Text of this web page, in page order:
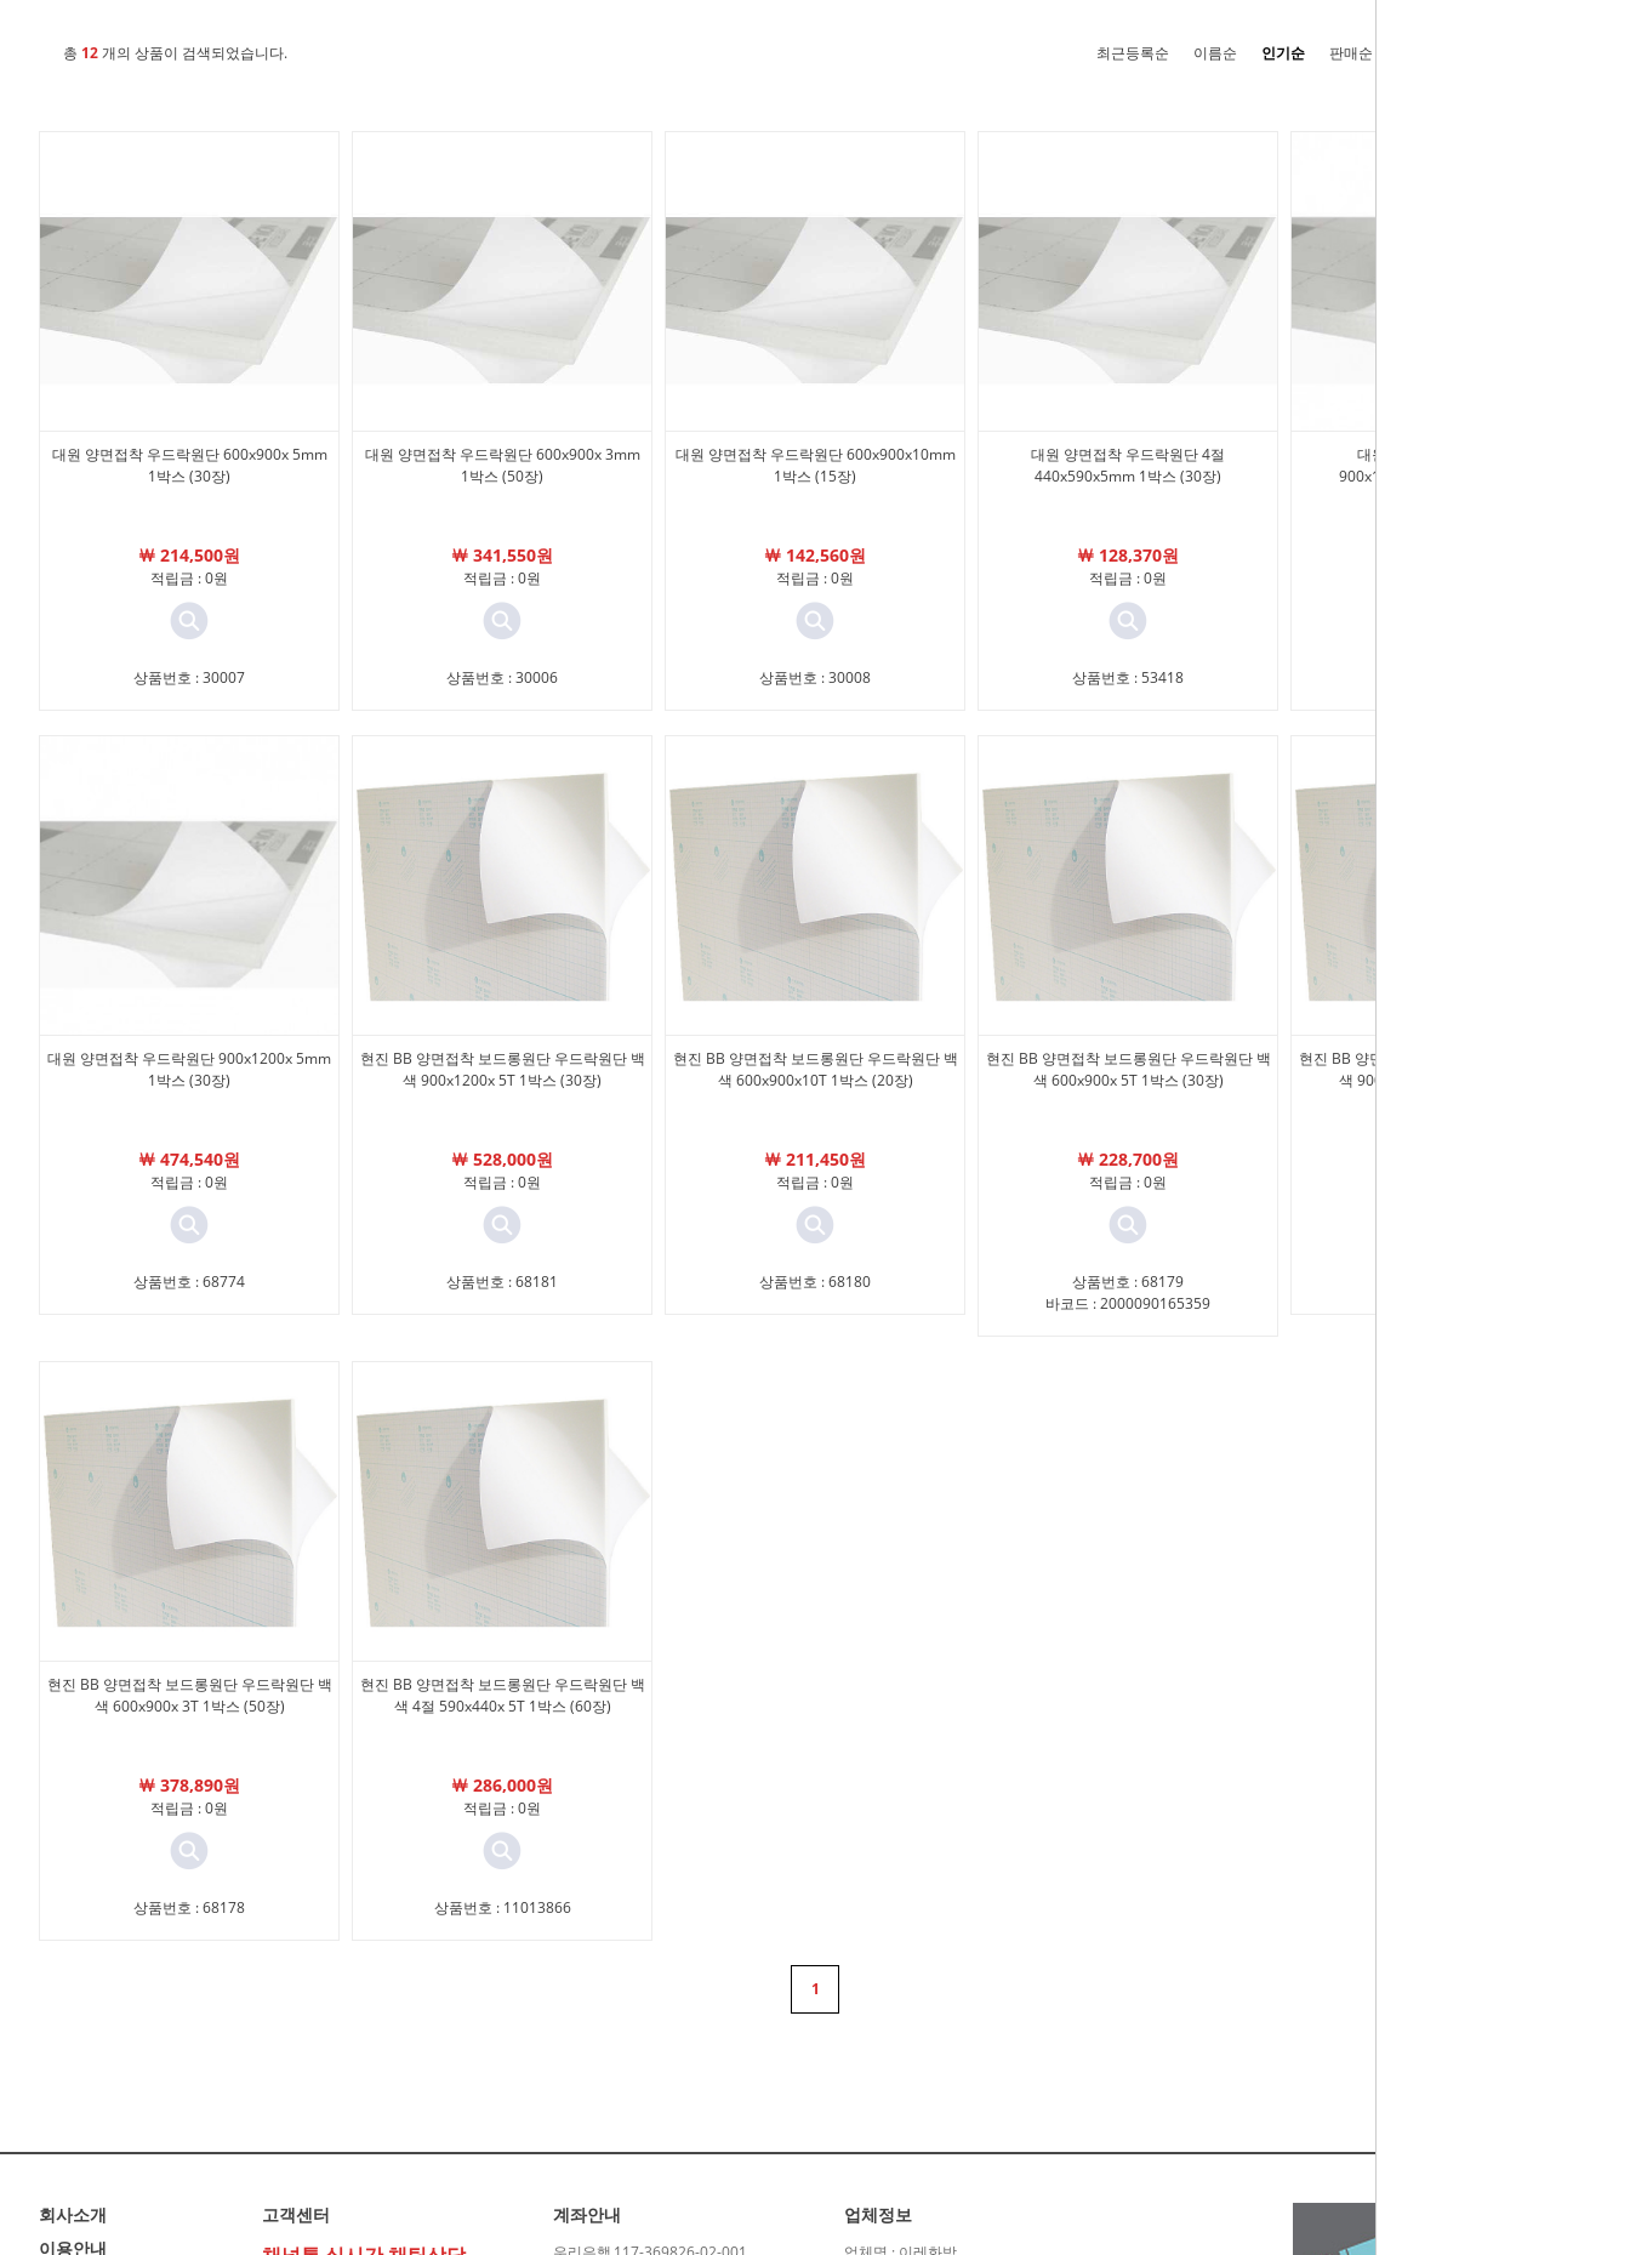
총 12개의 상품이 검색되었습니다. 최근등록순 이름순 인기순 판매순
대원 양면접착 우드락원단 600x900x 5mm
1박스 (30장)
￦ 214,500원
적립금 : 0원
상품번호 : 30007
대원 양면접착 우드락원단 600x900x 3mm
1박스 (50장)
￦ 341,550원
적립금 : 0원
상품번호 : 30006
대원 양면접착 우드락원단 600x900x10mm
1박스 (15장)
￦ 142,560원
적립금 : 0원
상품번호 : 30008
대원 양면접착 우드락원단 4절
440x590x5mm 1박스 (30장)
￦ 128,370원
적립금 : 0원
상품번호 : 53418
대원 양면접착 우드락원단
900x1200x10mm 1박스 (20장)
대원 양면접착 우드락원단 900x1200x 5mm
1박스 (30장)
￦ 474,540원
적립금 : 0원
상품번호 : 68774
현진 BB 양면접착 보드롱원단 우드락원단 백
색 900x1200x 5T 1박스 (30장)
￦ 528,000원
적립금 : 0원
상품번호 : 68181
현진 BB 양면접착 보드롱원단 우드락원단 백
색 600x900x10T 1박스 (20장)
￦ 211,450원
적립금 : 0원
상품번호 : 68180
현진 BB 양면접착 보드롱원단 우드락원단 백
색 600x900x 5T 1박스 (30장)
￦ 228,700원
적립금 : 0원
상품번호 : 68179
바코드 : 2000090165359
현진 BB 양면접착 보드롱원단 우드락원단 백
색 900x1200x10T 1박스 (20장)
현진 BB 양면접착 보드롱원단 우드락원단 백
색 600x900x 3T 1박스 (50장)
￦ 378,890원
적립금 : 0원
상품번호 : 68178
현진 BB 양면접착 보드롱원단 우드락원단 백
색 4절 590x440x 5T 1박스 (60장)
￦ 286,000원
적립금 : 0원
상품번호 : 11013866
1
회사소개
이용안내
고객센터 계좌안내 업체정보